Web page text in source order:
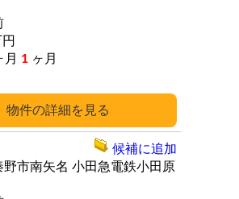
詳細
円
月 1 ヶ月
市南矢名 小田急電鉄小田原
候補に追加